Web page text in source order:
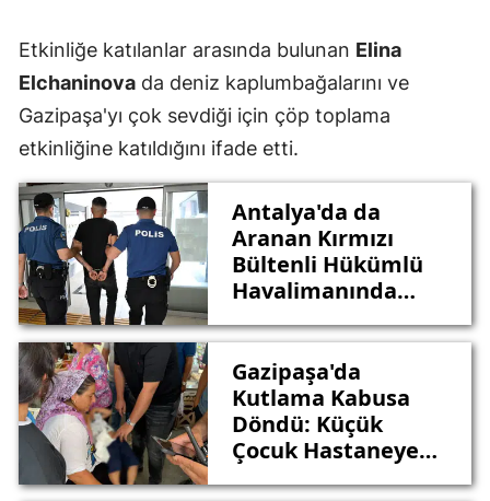
Etkinliğe katılanlar arasında bulunan Elina
Elchaninova da deniz kaplumbağalarını ve
Gazipaşa'yı çok sevdiği için çöp toplama
etkinliğine katıldığını ifade etti.
Antalya'da da
Aranan Kırmızı
Bültenli Hükümlü
Havalimanında
Gazipaşa'da
Kutlama Kabusa
Döndü: Küçük
Çocuk Hastaneye